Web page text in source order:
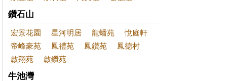
鑽石山
宏景花園 星河明居 龍蟠苑
悅庭軒
帝峰豪苑
鳳禮苑 鳳鑽苑
鳳德村
啟翔苑
啟鑽苑
牛池灣